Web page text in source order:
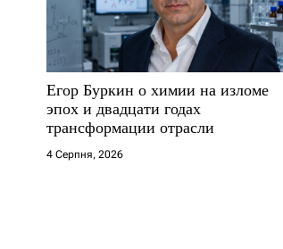
Егор Буркин о химии на изломе
эпох и двадцати годах
трансформации отрасли
4 Серпня, 2026